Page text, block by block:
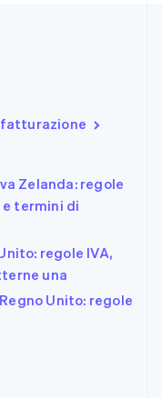
Zelanda: regole
e termini di
regole IVA,
una
Unito: regole